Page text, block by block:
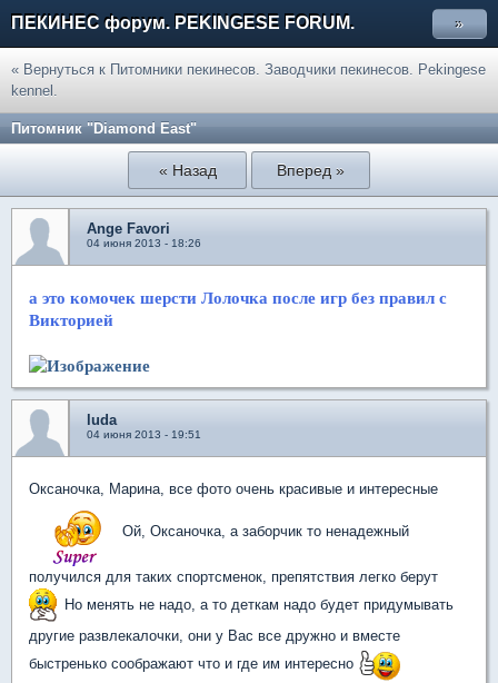
ПЕКИНЕС форум. PEKINGESE FORUM. »
« Вернуться к Питомники пекинесов. Заводчики пекинесов. Pekingese
kennel.
Питомник "Diamond East"
« Назад Вперед »
Ange Favori
04 июня 2013 - 18:26
а это комочек шерсти Лолочка после игр без правил с
Викторией
luda
04 июня 2013 - 19:51
Оксаночка, Марина, все фото очень красивые и интересные
Ой, Оксаночка, а заборчик то ненадежный
получился для таких спортсменок, препятствия легко берут
Но менять не надо, а то деткам надо будет придумывать
другие развлекалочки, они у Вас все дружно и вместе
быстренько соображают что и где им интересно